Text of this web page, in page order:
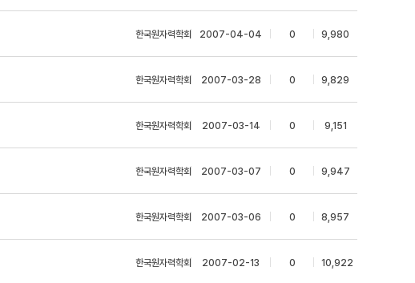
한국원자력학회| 2007-04-04 0 9,980
한국원자력학회| 2007-03-28 0 9,829
한국원자력학회| 2007-03-14 0 9,151
한국원자력학회| 2007-03-07 0 9,947
한국원자력학회| 2007-03-06 0 8,957
한국원자력학회| 2007-02-13 0 10,922